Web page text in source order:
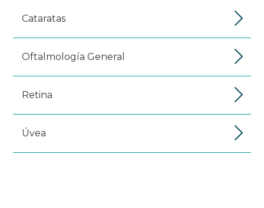
Cataratas
Oftalmología General
Retina
Úvea